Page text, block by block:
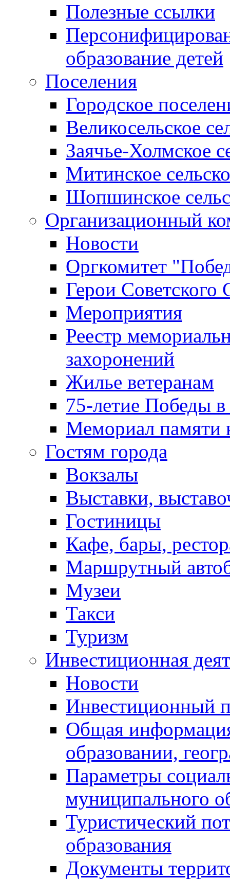
Полезные ссылки
образование детей
Поселения
Городское
Великосельское
Заячье-Холмское
Митинское
Шопшинское
Организационный
Новости
Оргкомитет
Герои Советского
Мероприятия
Реестр
захоронений
Жилье ветеранам
75-летие Победы
Мемориал памяти
Гостям города
Вокзалы
Выставки,
Гостиницы
Кафе, бары,
Маршрутный
Музеи
Такси
Туризм
Инвестиционная
Новости
Инвестиционный
Общая
образовании,
Параметры
муниципального
Туристический
образования
Документы